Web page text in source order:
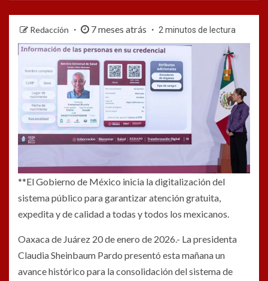
Redacción 7 meses atrás 2 minutos de lectura
**El Gobierno de México inicia la digitalización del
sistema público para garantizar atención gratuita,
expedita y de calidad a todas y todos los mexicanos.
Oaxaca de Juárez 20 de enero de 2026.- La presidenta
Claudia Sheinbaum Pardo presentó esta mañana un
avance histórico para la consolidación del sistema de